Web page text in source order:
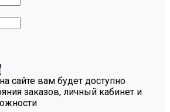
сайте вам будет доступно
заказов, личный кабинет и